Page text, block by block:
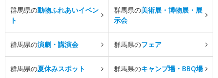
群馬県の動物ふれあいイベン
ト
群馬県の美術展・博物展・展
示会
群馬県の演劇・講演会 群馬県のフェア
群馬県の夏休みスポット 群馬県のキャンプ場・BBQ場